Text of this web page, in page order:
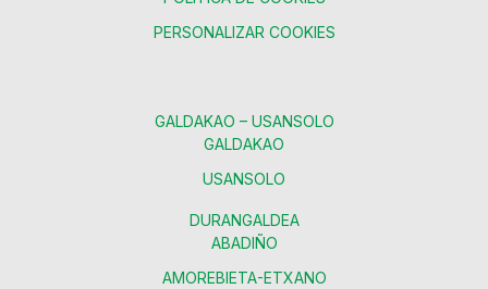
PERSONALIZAR COOKIES
GALDAKAO – USANSOLO
GALDAKAO
USANSOLO
DURANGALDEA
ABADIÑO
AMOREBIETA-ETXANO